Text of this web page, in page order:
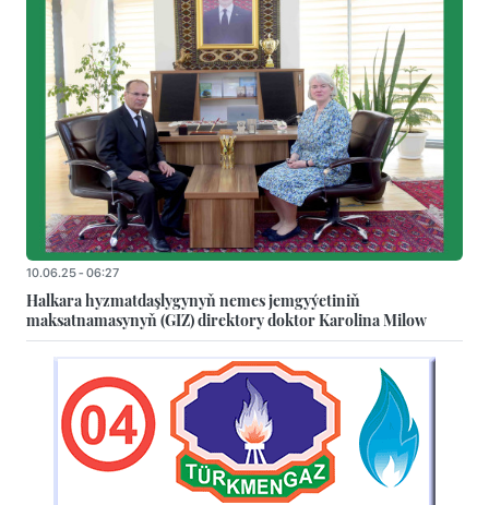
10.06.25 - 06:27
Halkara hyzmatdaşlygynyň nemes jemgyýetiniň
maksatnamasynyň (GIZ) direktory doktor Karolina Milow